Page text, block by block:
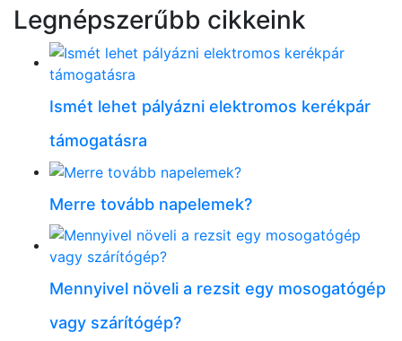
Legnépszerűbb cikkeink
Ismét lehet pályázni elektromos kerékpár
támogatásra
Merre tovább napelemek?
Mennyivel növeli a rezsit egy mosogatógép
vagy szárítógép?